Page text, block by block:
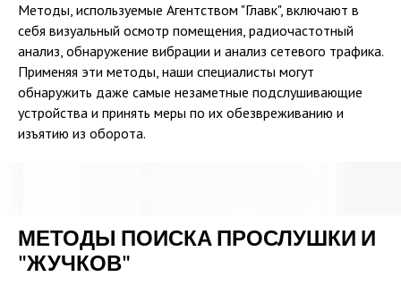
Методы, используемые Агентством "Главк", включают в
себя визуальный осмотр помещения, радиочастотный
анализ, обнаружение вибрации и анализ сетевого трафика.
Применяя эти методы, наши специалисты могут
обнаружить даже самые незаметные подслушивающие
устройства и принять меры по их обезвреживанию и
изъятию из оборота.
МЕТОДЫ ПОИСКА ПРОСЛУШКИ И
"ЖУЧКОВ"